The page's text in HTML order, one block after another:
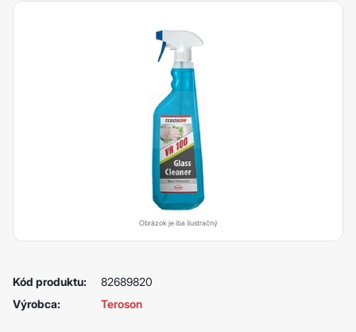
Obrázok je iba ilustračný
Kód produktu:
82689820
Výrobca:
Teroson